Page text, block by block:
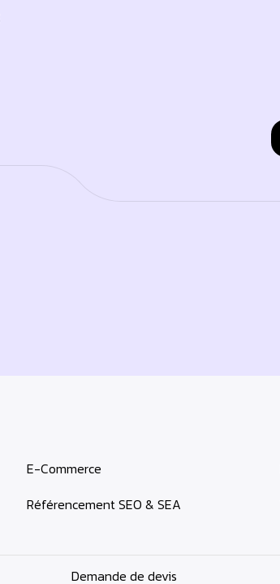
E-Commerce
Référencement SEO & SEA
Demande de devis